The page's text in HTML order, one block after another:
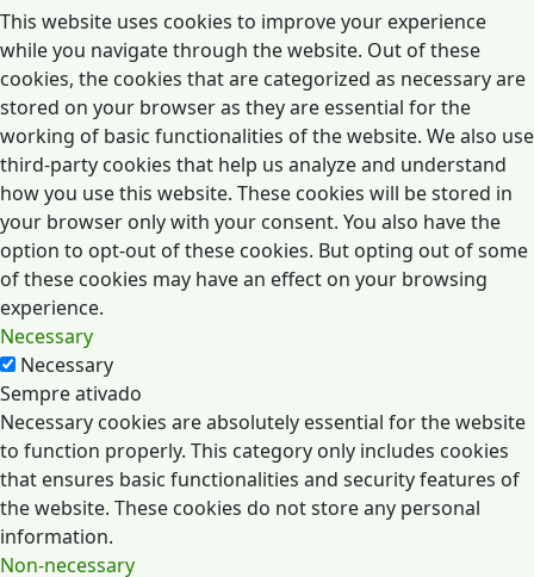
This website uses cookies to improve your experience
while you navigate through the website. Out of these
cookies, the cookies that are categorized as necessary are
stored on your browser as they are essential for the
working of basic functionalities of the website. We also use
third-party cookies that help us analyze and understand
how you use this website. These cookies will be stored in
your browser only with your consent. You also have the
option to opt-out of these cookies. But opting out of some
of these cookies may have an effect on your browsing
experience.
Necessary
Necessary
Sempre ativado
Necessary cookies are absolutely essential for the website
to function properly. This category only includes cookies
that ensures basic functionalities and security features of
the website. These cookies do not store any personal
information.
Non-necessary